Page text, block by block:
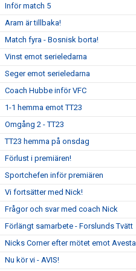
Inför match 5
Aram är tillbaka!
Match fyra - Bosnisk borta!
Vinst emot serieledarna
Seger emot serieledarna
Coach Hubbe inför VFC
1-1 hemma emot TT23
Omgång 2 - TT23
TT23 hemma på onsdag
Förlust i premiären!
Sportchefen inför premiären
Vi fortsätter med Nick!
Frågor och svar med coach Nick
Förlängt samarbete - Forslunds Tvätt
Nicks Corner efter mötet emot Avesta
Nu kör vi - AVIS!